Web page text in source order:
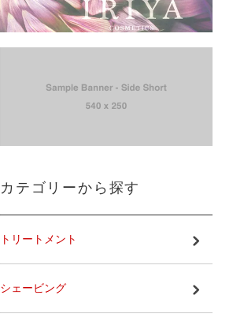
カテゴリーから探す
トリートメント
シェービング